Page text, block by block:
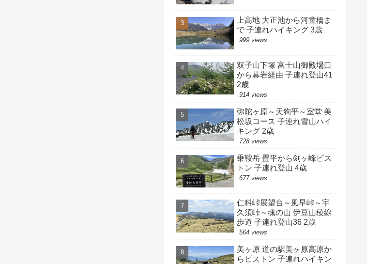
上高地 大正池から河童橋ま
で 子連れハイキング 3歳
999 views
双子山下塚 富士山御殿場口
から幕岩経由 子連れ登山41
2歳
914 views
弥陀ヶ原～天狗平～室堂 美
松坂コース 子連れ雪山ハイ
キング 2歳
728 views
乗鞍岳 畳平から剣ヶ峰ピス
トン 子連れ登山 4歳
677 views
仁科峠展望台～風早峠～宇
久須峠～魂の山 伊豆山稜線
歩道 子連れ登山36 2歳
564 views
美ヶ原 道の駅美ヶ原高原か
らピストン 子連れハイキン